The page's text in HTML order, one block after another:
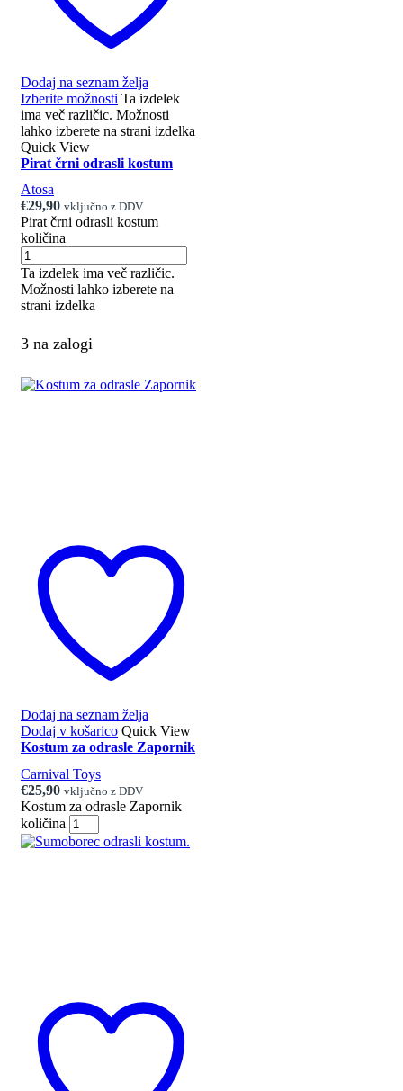
Dodaj na seznam želja
Izberite možnosti Ta izdelek
ima več različic. Možnosti
lahko izberete na strani izdelka
Quick View
Pirat črni odrasli kostum
Atosa
€29,90 vključno z DDV
Pirat črni odrasli kostum
količina
Ta izdelek ima več različic.
Možnosti lahko izberete na
strani izdelka
3 na zalogi
Dodaj na seznam želja
Dodaj v košarico Quick View
Kostum za odrasle Zapornik
Carnival Toys
€25,90 vključno z DDV
Kostum za odrasle Zapornik
količina